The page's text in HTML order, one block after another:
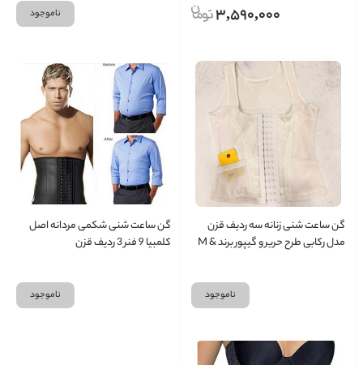
3,590,000 ناموجود
گن ساعت شنی زنانه سه ردیف قزن
مدل رکابی طرح حریر و گیپور برند M &
ناموجود
گن ساعت شنی شکمی مردانه اصل
کلمبیا 9 فنر 3 ردیف قزن
ناموجود